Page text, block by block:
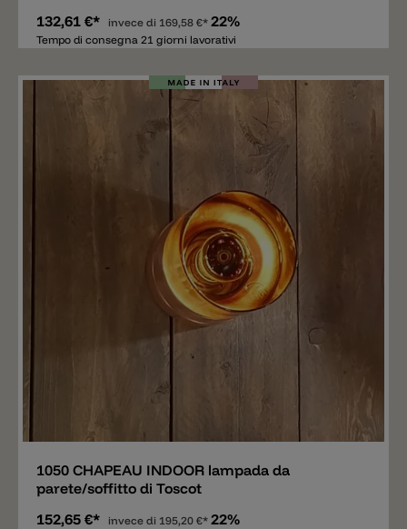
132,61 €* invece di 169,58 €* 22%
Tempo di consegna 21 giorni lavorativi
1050 CHAPEAU INDOOR lampada da
parete/soffitto di Toscot
152,65 €*
invece di 195,20 €* 22%